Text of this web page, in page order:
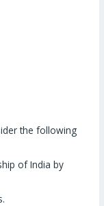
the following
of India by